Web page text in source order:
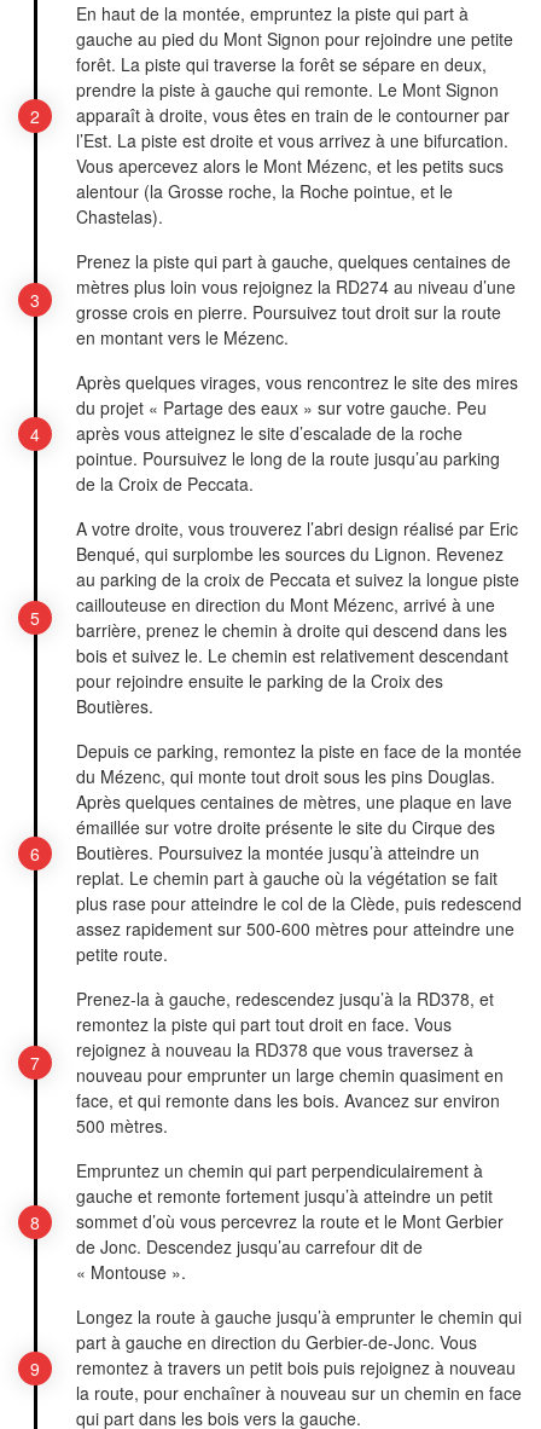
En haut de la montée, empruntez la piste qui part à
gauche au pied du Mont Signon pour rejoindre une petite
forêt. La piste qui traverse la forêt se sépare en deux,
prendre la piste à gauche qui remonte. Le Mont Signon
apparaît à droite, vous êtes en train de le contourner par
l’Est. La piste est droite et vous arrivez à une bifurcation.
Vous apercevez alors le Mont Mézenc, et les petits sucs
alentour (la Grosse roche, la Roche pointue, et le
Chastelas).
Prenez la piste qui part à gauche, quelques centaines de
mètres plus loin vous rejoignez la RD274 au niveau d’une
grosse crois en pierre. Poursuivez tout droit sur la route
en montant vers le Mézenc.
Après quelques virages, vous rencontrez le site des mires
du projet « Partage des eaux » sur votre gauche. Peu
après vous atteignez le site d’escalade de la roche
pointue. Poursuivez le long de la route jusqu’au parking
de la Croix de Peccata.
A votre droite, vous trouverez l’abri design réalisé par Eric
Benqué, qui surplombe les sources du Lignon. Revenez
au parking de la croix de Peccata et suivez la longue piste
caillouteuse en direction du Mont Mézenc, arrivé à une
barrière, prenez le chemin à droite qui descend dans les
bois et suivez le. Le chemin est relativement descendant
pour rejoindre ensuite le parking de la Croix des
Boutières.
Depuis ce parking, remontez la piste en face de la montée
du Mézenc, qui monte tout droit sous les pins Douglas.
Après quelques centaines de mètres, une plaque en lave
émaillée sur votre droite présente le site du Cirque des
Boutières. Poursuivez la montée jusqu’à atteindre un
replat. Le chemin part à gauche où la végétation se fait
plus rase pour atteindre le col de la Clède, puis redescend
assez rapidement sur 500-600 mètres pour atteindre une
petite route.
Prenez-la à gauche, redescendez jusqu’à la RD378, et
remontez la piste qui part tout droit en face. Vous
rejoignez à nouveau la RD378 que vous traversez à
nouveau pour emprunter un large chemin quasiment en
face, et qui remonte dans les bois. Avancez sur environ
500 mètres.
Empruntez un chemin qui part perpendiculairement à
gauche et remonte fortement jusqu’à atteindre un petit
sommet d’où vous percevrez la route et le Mont Gerbier
de Jonc. Descendez jusqu’au carrefour dit de
« Montouse ».
Longez la route à gauche jusqu’à emprunter le chemin qui
part à gauche en direction du Gerbier-de-Jonc. Vous
remontez à travers un petit bois puis rejoignez à nouveau
la route, pour enchaîner à nouveau sur un chemin en face
qui part dans les bois vers la gauche.